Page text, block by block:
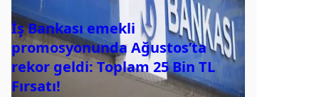
İş Bankası emekli
promosyonunda Ağustos’ta
rekor geldi: Toplam 25 Bin TL
Fırsatı!